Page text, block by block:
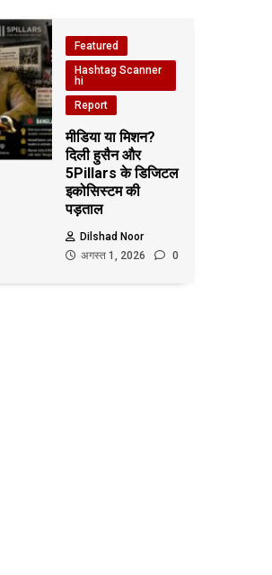
Featured
Hashtag Scanner
hi
Report
मीडिया या मिशन?
दिली हुसैन और
5Pillars के डिजिटल
इकोसिस्टम की
पड़ताल
Dilshad Noor
अगस्त 1, 2026
0